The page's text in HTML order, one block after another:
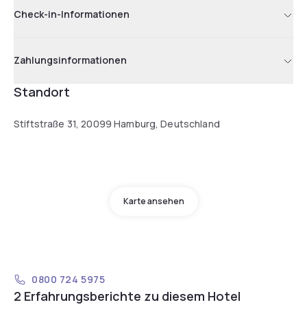
Check-in-Informationen
Zahlungsinformationen
Standort
Stiftstraße 31, 20099 Hamburg, Deutschland
Karte ansehen
0800 724 5975
2 Erfahrungsberichte zu diesem Hotel